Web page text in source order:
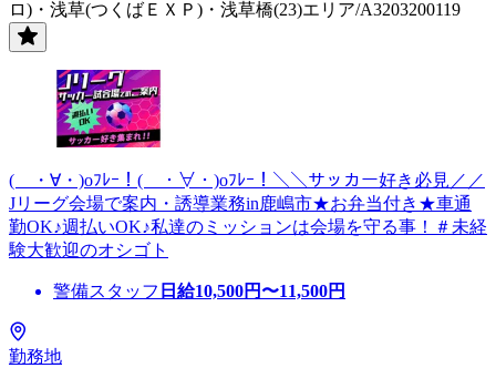
ロ)・浅草(つくばＥＸＰ)・浅草橋(23)エリア/A3203200119
( ・∀・)oﾌﾚｰ！( ・∀・)oﾌﾚｰ！＼＼サッカー好き必見／／
Jリーグ会場で案内・誘導業務in鹿嶋市★お弁当付き★車通
勤OK♪週払いOK♪私達のミッションは会場を守る事！＃未経
験大歓迎のオシゴト
警備スタッフ 日給10,500円〜11,500円
勤務地